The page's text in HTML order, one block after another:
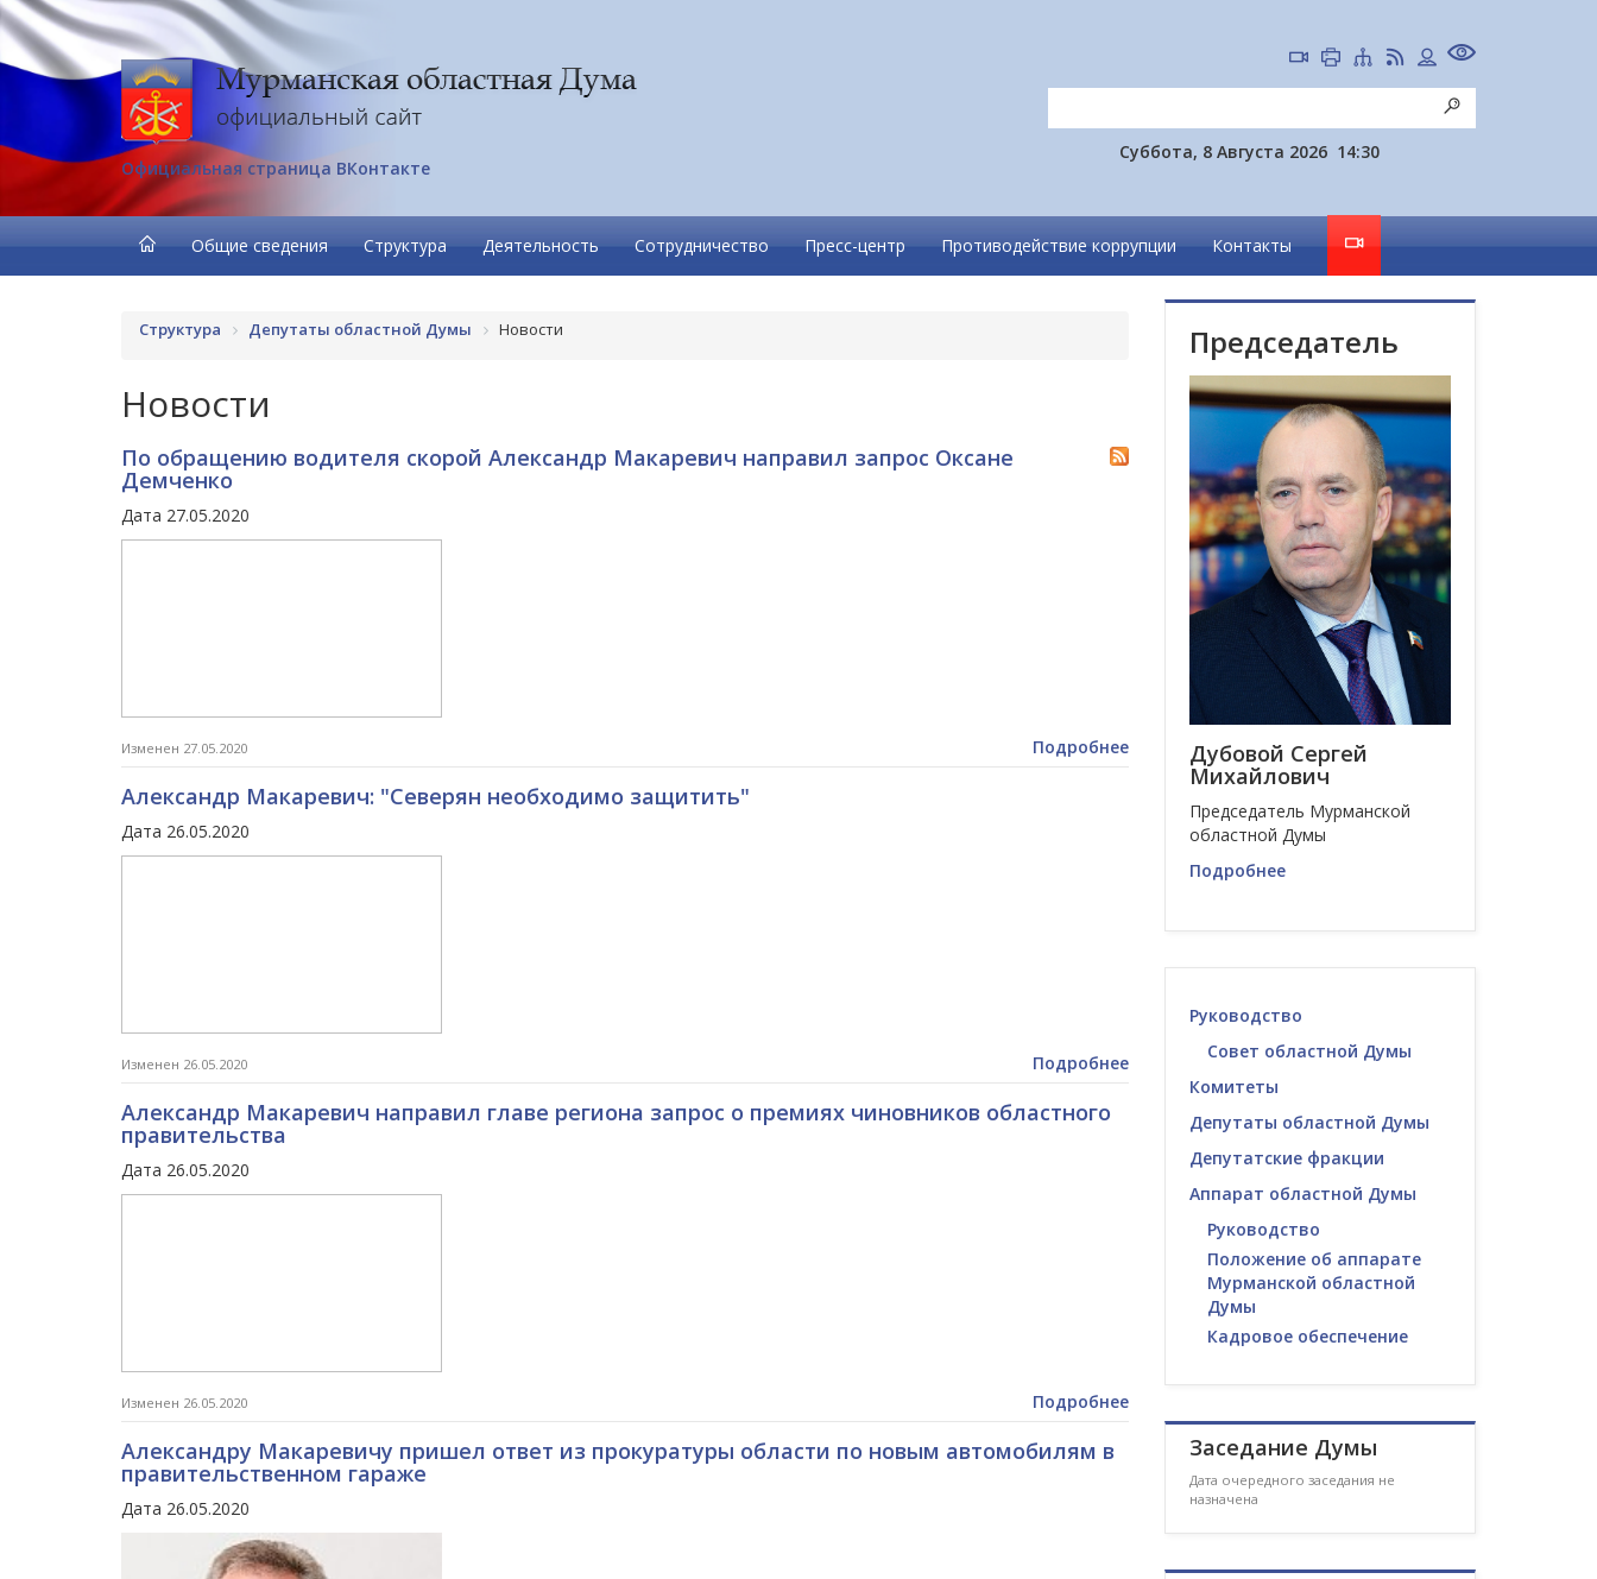
Официальная страница ВКонтакте
Суббота, 8 Августа 2026 14:30
Общие сведения Структура Деятельность Сотрудничество Пресс-центр Противодействие коррупции Контакты
Структура Депутаты областной Думы Новости
Новости
По обращению водителя скорой Александр Макаревич направил запрос Оксане
Демченко
Дата 27.05.2020
Изменен 27.05.2020 Подробнее
Александр Макаревич: "Северян необходимо защитить"
Дата 26.05.2020
Изменен 26.05.2020 Подробнее
Александр Макаревич направил главе региона запрос о премиях чиновников областного
правительства
Дата 26.05.2020
Изменен 26.05.2020 Подробнее
Александру Макаревичу пришел ответ из прокуратуры области по новым автомобилям в
правительственном гараже
Дата 26.05.2020
Председатель
Дубовой Сергей
Михайлович
Председатель Мурманской
областной Думы
Подробнее
Руководство
Совет областной Думы
Комитеты
Депутаты областной Думы
Депутатские фракции
Аппарат областной Думы
Руководство
Положение об аппарате
Мурманской областной
Думы
Кадровое обеспечение
Заседание Думы
Дата очередного заседания не
назначена